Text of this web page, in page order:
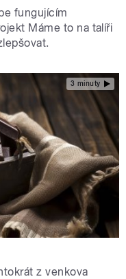
fungujícím
Máme to na talíři
3 minuty
z venkova